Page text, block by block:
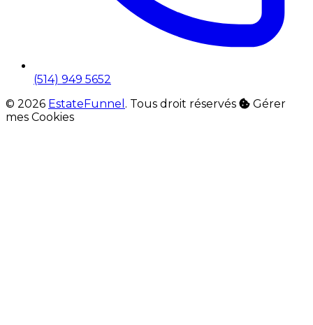
(514) 949 5652
© 2026 EstateFunnel . Tous droit réservés
Gérer
mes Cookies